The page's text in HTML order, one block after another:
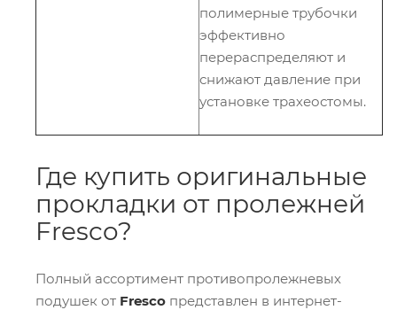
полимерные трубочки
эффективно
перераспределяют и
снижают давление при
установке трахеостомы.
Где купить оригинальные
прокладки от пролежней
Fresco?
Полный ассортимент противопролежневых
подушек от Fresco представлен в интернет-